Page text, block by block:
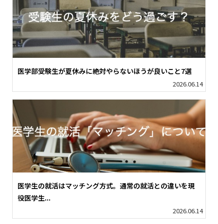
医学部受験生が夏休みに絶対やらないほうが良いこと7選
2026.06.14
医学生の就活はマッチング方式。通常の就活との違いを現
役医学生...
2026.06.14